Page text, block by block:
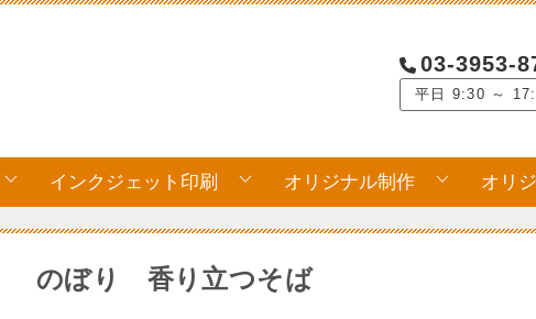
03-3953-
平日 9:30 ～
インクジェット印刷 オリジナル制作 オリ
のぼり 香り立つそば